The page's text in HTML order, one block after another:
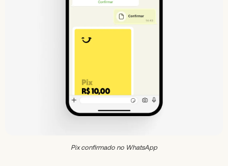
Pix confirmado no WhatsApp